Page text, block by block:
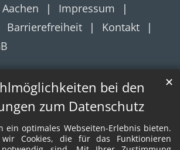
bei den
zum Datenschutz
ein optimales Webseiten-Erlebnis bieten.
wir Cookies, die für das Funktionieren
✕
Impressum
Barrierefreiheit
Kontakt